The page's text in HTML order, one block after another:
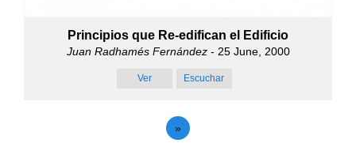
Principios que Re-edifican el Edificio
Juan Radhamés Fernández- 25 June, 2000
Ver Escuchar
»